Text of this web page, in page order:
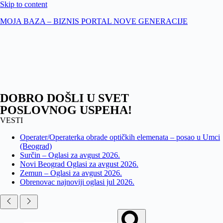
Skip to content
MOJA BAZA – BIZNIS PORTAL NOVE GENERACIJE
DOBRO DOŠLI U SVET
POSLOVNOG USPEHA!
VESTI
Operater/Operaterka obrade optičkih elemenata – posao u Umci
(Beograd)
Surčin – Oglasi za avgust 2026.
Novi Beograd Oglasi za avgust 2026.
Zemun – Oglasi za avgust 2026.
Obrenovac najnoviji oglasi jul 2026.